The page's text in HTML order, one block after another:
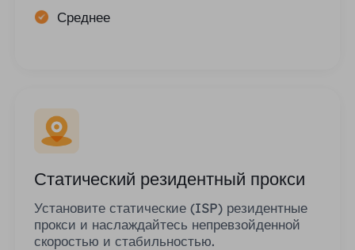
Среднее
Статический резидентный прокси
Установите статические (ISP) резидентные
прокси и наслаждайтесь непревзойденной
скоростью и стабильностью.